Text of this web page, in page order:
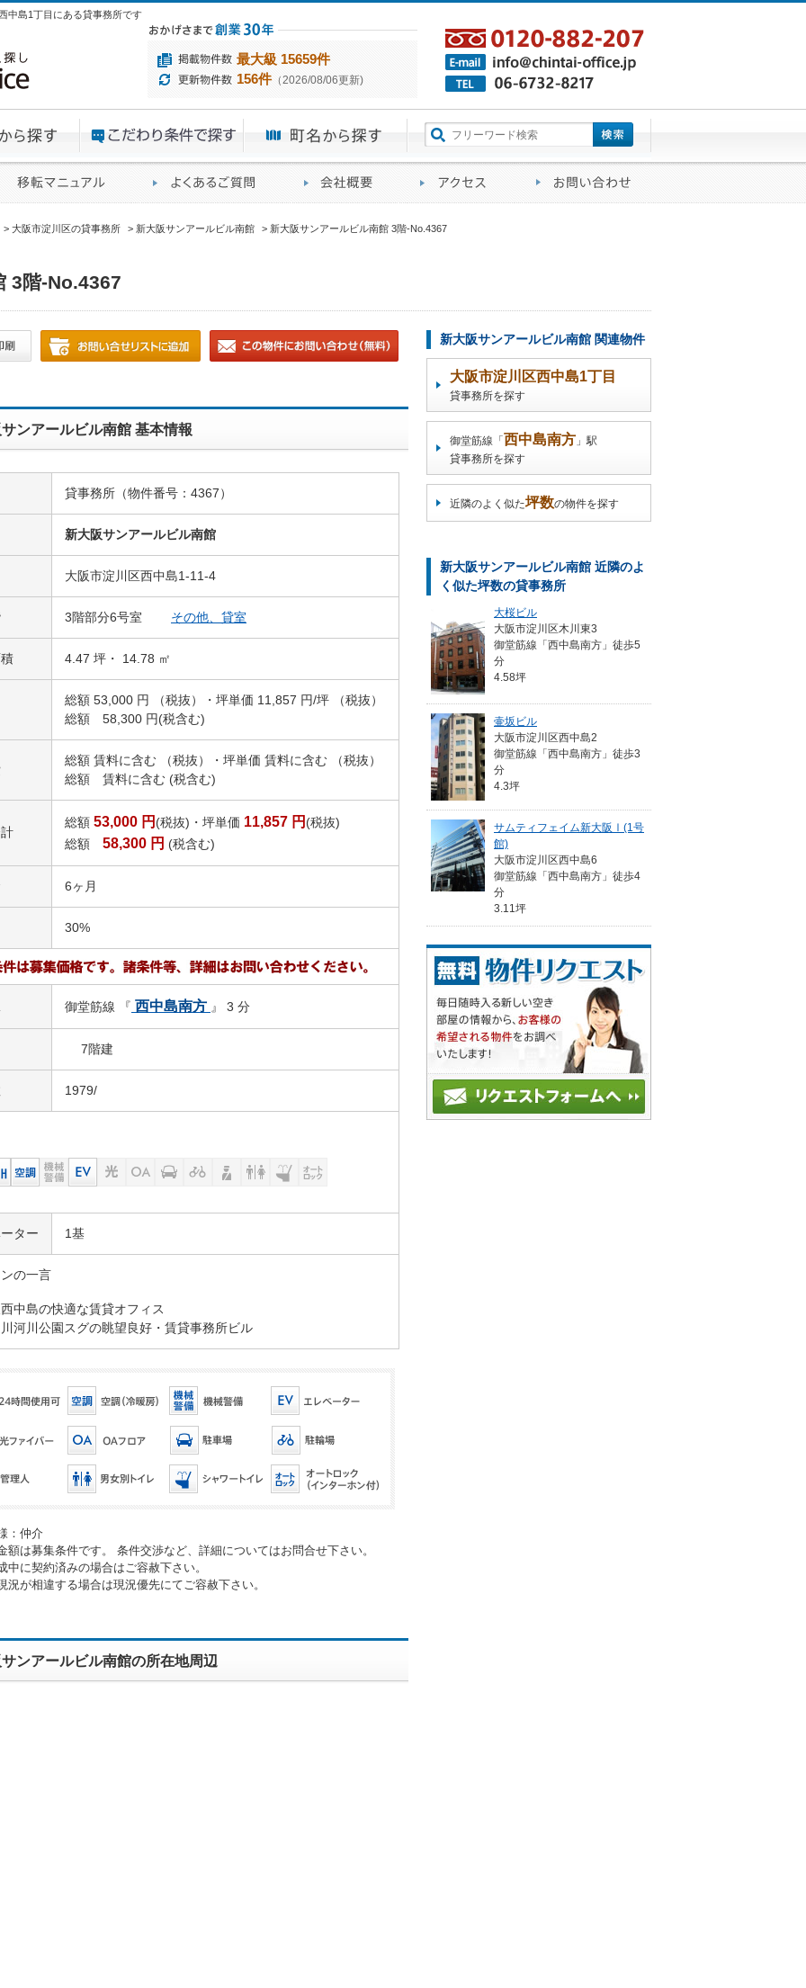
中島1丁目にある貸事務所です
最大級 15659件
156件（2026/08/06更新)
大阪市淀川区の貸事務所 新大阪サンアールビル南館 新大阪サンアールビル南館 3階-No.4367
3階-No.4367
ンアールビル南館 基本情報
貸事務所（物件番号：4367）
新大阪サンアールビル南館
大阪市淀川区西中島1-11-4
3階部分6号室 その他、貸室
4.47 坪・ 14.78 ㎡
総額 53,000 円 （税抜）・坪単価 11,857 円/坪 （税抜）
総額 58,300 円(税含む)
総額 賃料に含む （税抜）・坪単価 賃料に含む （税抜）
総額 賃料に含む (税含む)
総額 53,000 円 (税抜)・坪単価 11,857 円 (税抜)
総額 58,300 円 (税含む)
6ヶ月
30%
御堂筋線 『 西中島南方 』 3 分
7階建
1979/
ター 1基
の一言
中島の快適な賃貸オフィス
河川公園スグの眺望良好・賃貸事務所ビル
：仲介
は募集条件です。 条件交渉など、詳細についてはお問合せ下さい。
に契約済みの場合はご容赦下さい。
が相違する場合は現況優先にてご容赦下さい。
ンアールビル南館の所在地周辺
新大阪サンアールビル南館 関連物件
大阪市淀川区西中島1丁目
貸事務所を探す
御堂筋線「 西中島南方 」駅
貸事務所を探す
近隣のよく似た坪数の物件を探す
新大阪サンアールビル南館 近隣のよ
く似た坪数の貸事務所
大桜ビル
大阪市淀川区木川東3
御堂筋線「西中島南方」徒歩5
分
4.58坪
壷坂ビル
大阪市淀川区西中島2
御堂筋線「西中島南方」徒歩3
分
4.3坪
サムティフェイム新大阪Ⅰ(1号
館)
大阪市淀川区西中島6
御堂筋線「西中島南方」徒歩4
分
3.11坪